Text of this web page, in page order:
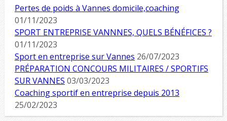
Pertes de poids à Vannes domicile,coaching
01/11/2023
SPORT ENTREPRISE VANNNES, QUELS BÉNÉFICES ?
01/11/2023
Sport en entreprise sur Vannes 26/07/2023
PRÉPARATION CONCOURS MILITAIRES / SPORTIFS
SUR VANNES 03/03/2023
Coaching sportif en entreprise depuis 2013
25/02/2023